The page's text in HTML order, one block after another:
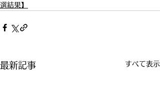
選結果】
最新記事 すべて表示